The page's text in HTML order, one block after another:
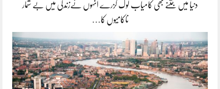
دنیا میں جتنے بھی کامیاب لوگ گزرے انہوں نےزندگی میں بے شمار
ناکامیوں کا…